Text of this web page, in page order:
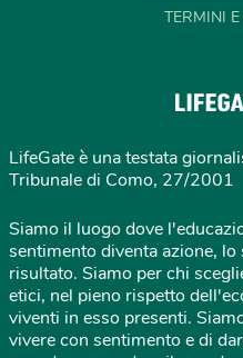
TERMINI
LifeGate è una testata
Tribunale di Como, 27/2001
Siamo il luogo dove
sentimento diventa azione,
risultato. Siamo per chi
etici, nel pieno rispetto
viventi in esso presenti.
vivere con sentimento e di